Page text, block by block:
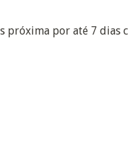
próxima por até 7 dias